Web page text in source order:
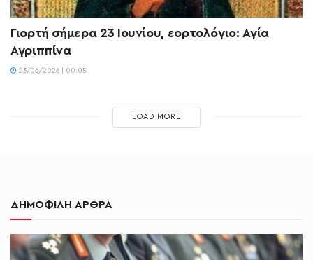
Γιορτή σήμερα 23 Ιουνίου, εορτολόγιο: Αγία
Αγριππίνα
23/06/2026 | 00:05
LOAD MORE
ΔΗΜΟΦΙΛΗ ΑΡΘΡΑ